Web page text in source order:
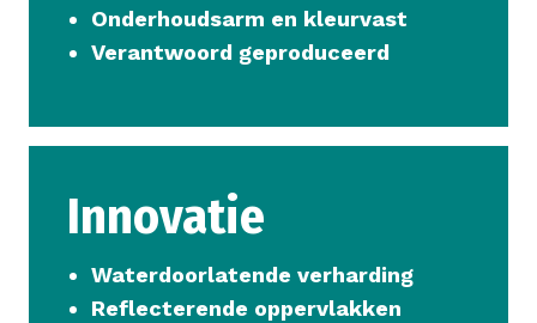
Onderhoudsarm en kleurvast
Verantwoord geproduceerd
Innovatie
Waterdoorlatende verharding
Reflecterende oppervlakken